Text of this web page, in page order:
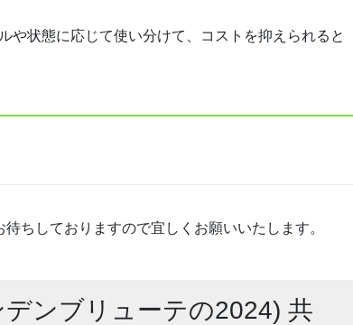
や状態に応じて使い分けて、コストを抑えられると
ちしておりますので宜しくお願いいたします。
ンブリューテの2024) 共